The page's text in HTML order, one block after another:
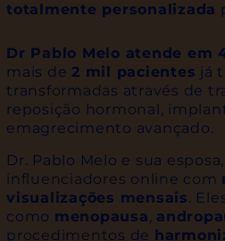
totalmente personalizada
Dr Pablo Melo atende em
mais de 2 mil pacientes já
transformadas através de
reposição hormonal,
emagrecimento avançado.
Dr. Pablo Melo e sua
influenciadores online com
visualizações mensais.
como menopausa,
procedimentos de